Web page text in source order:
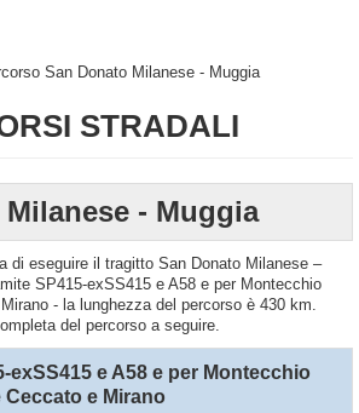
San Donato Milanese - Muggia
STRADALI
- Muggia
di eseguire il tragitto San Donato Milanese –
SP415-exSS415 e A58 e per Montecchio
- la lunghezza del percorso è 430 km.
del percorso a seguire.
exSS415 e A58 e per Montecchio
Ceccato e Mirano